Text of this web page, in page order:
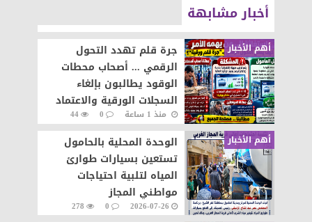
أخبار مشابهة
أهم الأخبار
جرة قلم تهدد التحول
الرقمي ... أصحاب محطات
الوقود يطالبون بإلغاء
السجلات الورقية والاعتماد
على المنظومة الإلكترونية
منذ 1 ساعة 0
44
أهم الأخبار
الوحدة المحلية بالحامول
تستعين بسيارات طوارئ
المياه لتلبية احتياجات
مواطني المجاز
2026-07-26
0
278